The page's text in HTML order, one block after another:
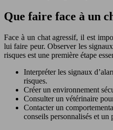
Que faire face à un
Face à un chat agressif, il est
lui faire peur. Observer les
risques est une première étape
Interpréter les signaux
risques.
Créer un environnement
Consulter un vétérinaire
Contacter un
conseils personnalisés et un